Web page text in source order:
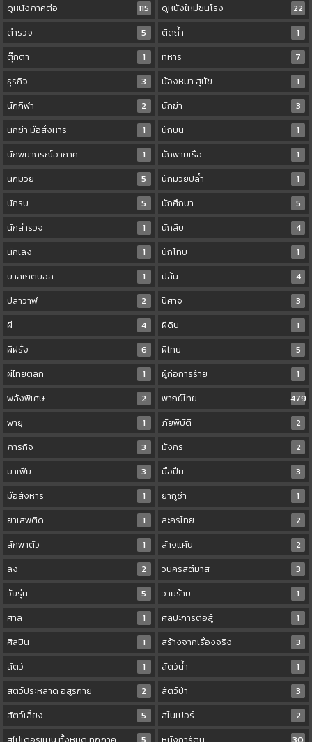
ดูหนังภาคต่อ
115 ดูหนังใหม่ชนโรง
22
ตำรวจ
5 ติดถ้ำ
1
ตุ๊กตา
1 ทหาร
7
ธุรกิจ
3 น้องหมา สุนัข
1
นักกีฬา
2 นักฆ่า
3
นักฆ่า มือสั่งหาร
1 นักบิน
1
นักพยากรณ์อากาศ
1 นักพายเรือ
1
นักมวย
5 นักมวยปล้ำ
1
นักรบ
5 นักศึกษา
5
นักสำรวจ
1 นักสืบ
4
นักเลง
1 นักโทษ
1
บาสเกตบอล
1 ปล้น
4
ปลาวาฬ
2 ปีศาจ
3
ผี
4 ผีดิบ
1
ผีฝรั่ง
6 ผีไทย
5
ผีไทยตลก
1 ผู้ก่อการร้าย
1
พลังพิเศษ
2 พากย์ไทย
479
พายุ
1 ภัยพิบัติ
2
ภารกิจ
3 มังกร
2
มาเฟีย
3 มือปืน
3
มือสังหาร
1 ยากูซ่า
1
ยาเสพติด
1 ละครไทย
2
ลักพาตัว
1 ล้างแค้น
2
ลิง
2 วันคริสต์มาส
3
วัยรุ่น
5 วายร้าย
1
ศาล
1 ศิลปะการต่อสู้
1
ศิลปิน
1 สร้างจากเรื่องจริง
3
สัตว์
1 สัตว์น้ำ
1
สัตว์ประหลาด อสูรกาย
2 สัตว์ป่า
3
สัตว์เลี้ยง
5 สไนเปอร์
2